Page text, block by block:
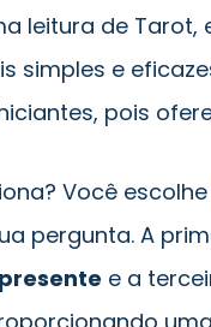
leitura de Tarot,
simples e
pois
Você
pergunta. A
presente e a